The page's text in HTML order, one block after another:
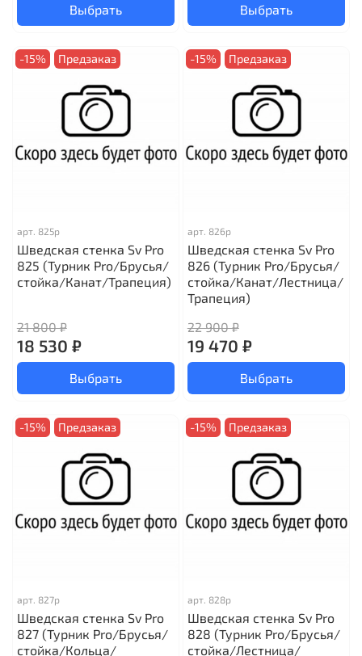
Выбрать Выбрать
-15% Предзаказ
арт. 825р
Шведская стенка Sv Pro
825 (Турник Pro/Брусья/
стойка/Канат/Трапеция)
21 800 ₽
18 530 ₽
Выбрать
-15% Предзаказ
арт. 826р
Шведская стенка Sv Pro
826 (Турник Pro/Брусья/
стойка/Канат/Лестница/
Трапеция)
22 900 ₽
19 470 ₽
Выбрать
-15% Предзаказ
арт. 827р
Шведская стенка Sv Pro
827 (Турник Pro/Брусья/
стойка/Кольца/
-15% Предзаказ
арт. 828р
Шведская стенка Sv Pro
828 (Турник Pro/Брусья/
стойка/Лестница/